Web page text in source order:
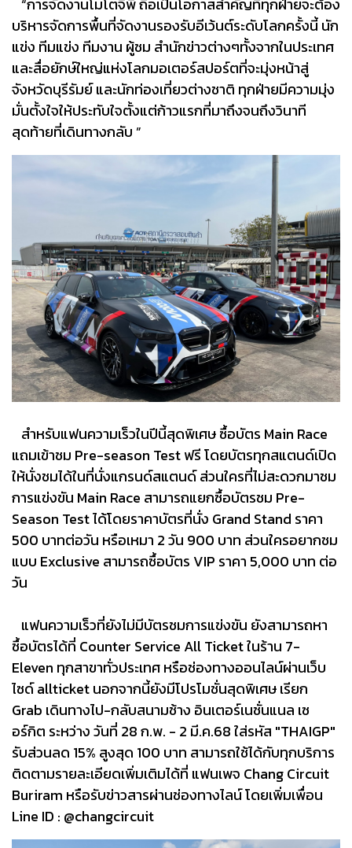
“การจัดงานโมโตจีพี ถือเป็นโอกาสสำคัญที่ทุกฝ่ายจะต้อง
บริหารจัดการพื้นที่จัดงานรองรับอีเว้นต์ระดับโลกครั้งนี้ นัก
แข่ง ทีมแข่ง ทีมงาน ผู้ชม สำนักข่าวต่างๆทั้งจากในประเทศ
และสื่อยักษ์ใหญ่แห่งโลกมอเตอร์สปอร์ตที่จะมุ่งหน้าสู่
จังหวัดบุรีรัมย์ และนักท่องเที่ยวต่างชาติ ทุกฝ่ายมีความมุ่ง
มั่นตั้งใจให้ประทับใจตั้งแต่ก้าวแรกที่มาถึงจนถึงวินาที
สุดท้ายที่เดินทางกลับ ”
สำหรับแฟนความเร็วในปีนี้สุดพิเศษ ซื้อบัตร Main Race
แถมเข้าชม Pre-season Test ฟรี โดยบัตรทุกสแตนด์เปิด
ให้นั่งชมได้ในที่นั่งแกรนด์สแตนด์ ส่วนใครที่ไม่สะดวกมาชม
การแข่งขัน Main Race สามารถแยกซื้อบัตรชม Pre-
Season Test ได้โดยราคาบัตรที่นั่ง Grand Stand ราคา
500 บาทต่อวัน หรือเหมา 2 วัน 900 บาท ส่วนใครอยากชม
แบบ Exclusive สามารถซื้อบัตร VIP ราคา 5,000 บาท ต่อ
วัน
แฟนความเร็วที่ยังไม่มีบัตรชมการแข่งขัน ยังสามารถหา
ซื้อบัตรได้ที่ Counter Service All Ticket ในร้าน 7-
Eleven ทุกสาขาทั่วประเทศ หรือช่องทางออนไลน์ผ่านเว็บ
ไซด์ allticket นอกจากนี้ยังมีโปรโมชั่นสุดพิเศษ เรียก
Grab เดินทางไป-กลับสนามช้าง อินเตอร์เนชั่นแนล เซ
อร์กิต ระหว่าง วันที่ 28 ก.พ. - 2 มี.ค.68 ใส่รหัส "THAIGP"
รับส่วนลด 15% สูงสุด 100 บาท สามารถใช้ได้กับทุกบริการ
ติดตามรายละเอียดเพิ่มเติมได้ที่ แฟนเพจ Chang Circuit
Buriram หรือรับข่าวสารผ่านช่องทางไลน์ โดยเพิ่มเพื่อน
Line ID : @changcircuit